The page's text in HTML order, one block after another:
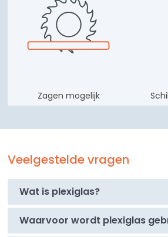
Zagen mogelijk
Veelgestelde vragen
Wat is plexiglas?
Waarvoor wordt plexiglas